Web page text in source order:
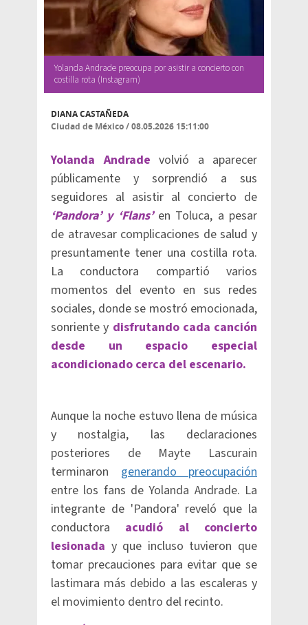
Yolanda Andrade preocupa por asistir a concierto con
costilla rota (Instagram)
DIANA CASTAÑEDA
Ciudad de México/08.05.2026 15:11:00
Yolanda Andrade volvió a aparecer
públicamente y sorprendió a sus
seguidores al asistir al concierto de
‘Pandora’ y ‘Flans’ en Toluca, a pesar
de atravesar complicaciones de salud y
presuntamente tener una costilla rota.
La conductora compartió varios
momentos del evento en sus redes
sociales, donde se mostró emocionada,
sonriente y disfrutando cada canción
desde un espacio especial
acondicionado cerca del escenario.
Aunque la noche estuvo llena de música
y nostalgia, las declaraciones
posteriores de Mayte Lascurain
terminaron generando preocupación
entre los fans de Yolanda Andrade. La
integrante de 'Pandora' reveló que la
conductora acudió al concierto
lesionada y que incluso tuvieron que
tomar precauciones para evitar que se
lastimara más debido a las escaleras y
el movimiento dentro del recinto.